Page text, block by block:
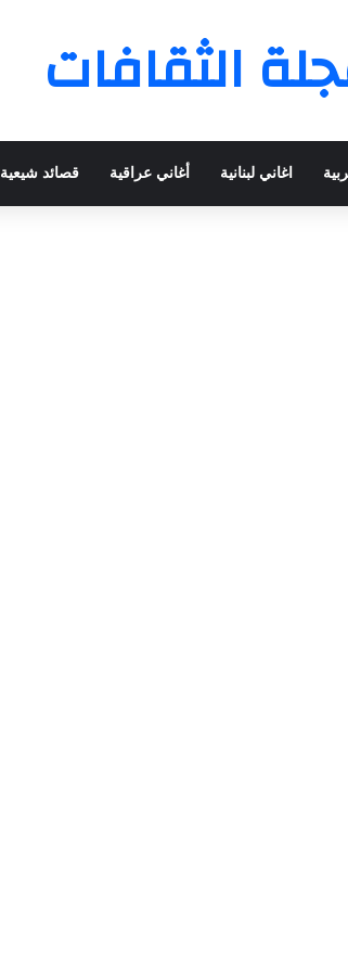
الثقافات
اغاني لبنانية أغاني عراقية قصائد شيعية